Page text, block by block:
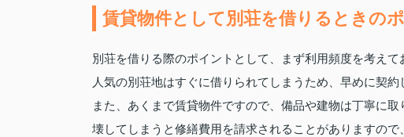
賃貸物件として別荘を借りるときの
別荘を借りる際のポイントとして、まず利用頻度を考えて
人気の別荘地はすぐに借りられてしまうため、早めに契約
また、あくまで賃貸物件ですので、備品や建物は丁寧に取
壊してしまうと修繕費用を請求されることがありますので